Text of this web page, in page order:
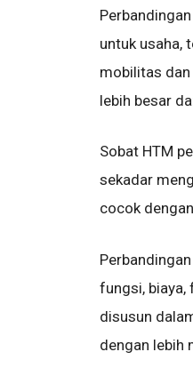
untuk usaha,
mobilitas
lebih besar
Sobat HTM
sekadar
cocok
fungsi, biaya,
disusun
dengan lebih